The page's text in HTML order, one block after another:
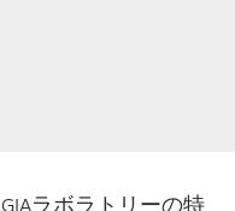
GIAラボラトリーの特